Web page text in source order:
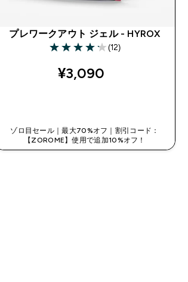
プレワークアウト ジェル - HYROX
4.17 out of 5 stars
(12)
¥3,090‎
ゾロ目セール｜最大70%オフ｜割引コード：
【ZOROME】使用で追加10%オフ！